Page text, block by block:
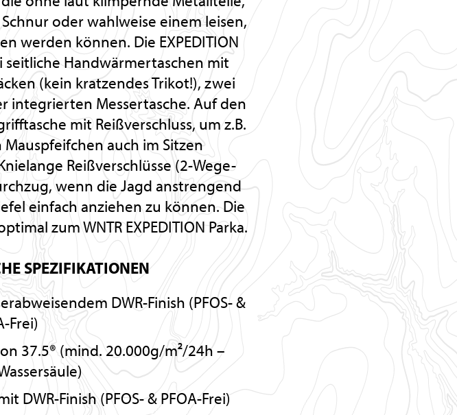
oder wahlweise einem leisen,
werden können. Die EXPEDITION
seitliche Handwärmertaschen mit
(kein kratzendes Trikot!), zwei
integrierten Messertasche. Auf den
mit Reißverschluss, um z.B.
auch im Sitzen
Reißverschlüsse (2-Wege-
wenn die Jagd anstrengend
einfach anziehen zu können. Die
zum WNTR EXPEDITION Parka.
SPEZIFIKATIONEN
DWR-Finish (PFOS- &
Frei)
37.5® (mind. 20.000g/m²/24h –
DWR-Finish (PFOS- & PFOA-Frei)